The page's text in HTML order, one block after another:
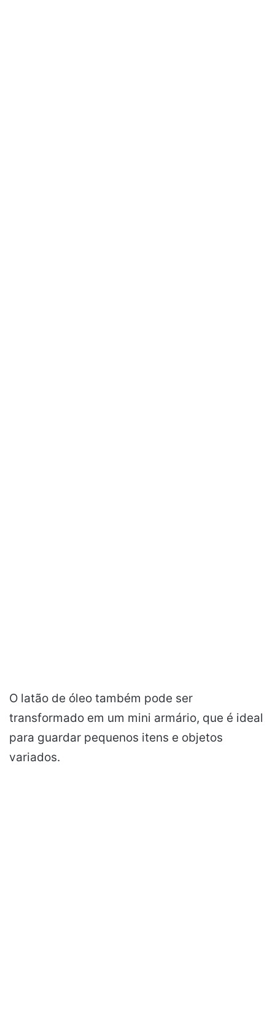
O latão de óleo também pode ser
transformado em um mini armário, que é ideal
para guardar pequenos itens e objetos
variados.